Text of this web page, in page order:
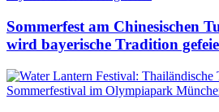
Sommerfest am Chinesischen
wird bayerische Tradition